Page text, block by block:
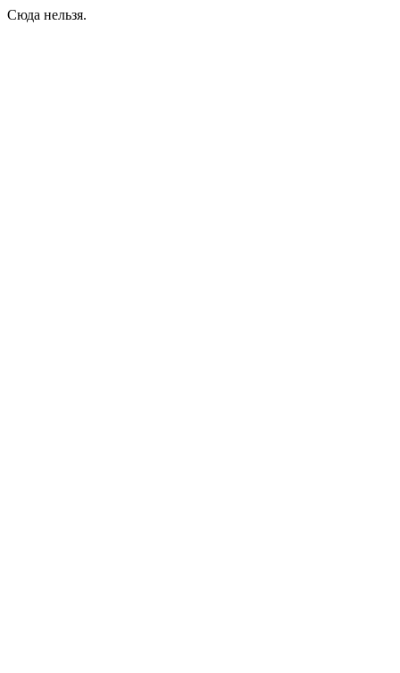
Сюда нельзя.